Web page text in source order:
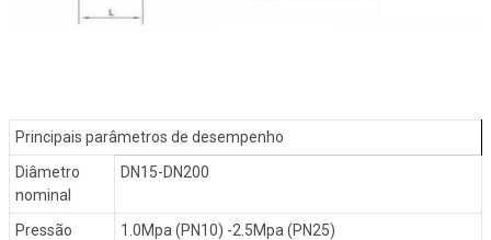
Principais parâmetros de desempenho
Diâmetro
nominal
DN15-DN200
Pressão
1.0Mpa (PN10) -2.5Mpa (PN25)